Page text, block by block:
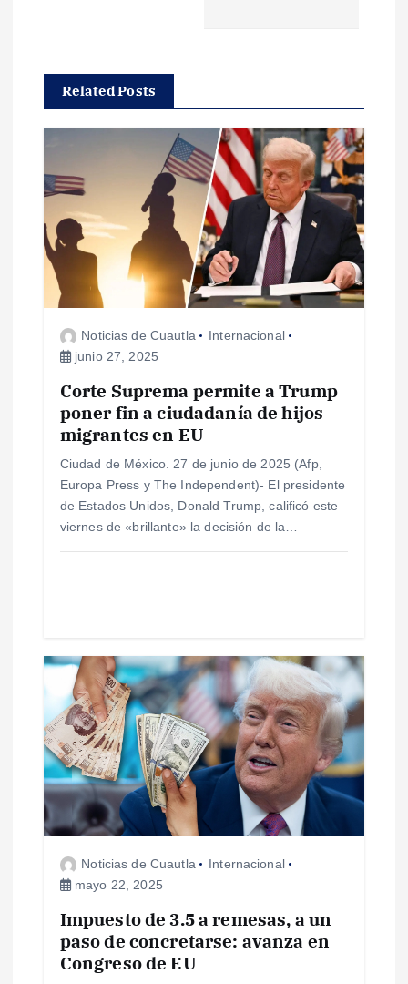
ó
n
d
e
Related Posts
Noticias de Cuautla
Internacional
junio 27, 2025
Corte Suprema permite a Trump
poner fin a ciudadanía de hijos
migrantes en EU
Ciudad de México. 27 de junio de 2025 (Afp,
Europa Press y The Independent)- El presidente
de Estados Unidos, Donald Trump, calificó este
viernes de «brillante» la decisión de la…
Noticias de Cuautla
Internacional
mayo 22, 2025
Impuesto de 3.5 a remesas, a un
paso de concretarse: avanza en
Congreso de EU